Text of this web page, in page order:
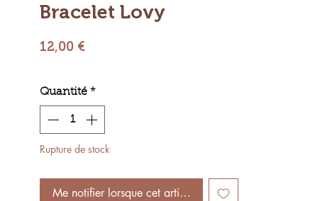
Bracelet Lovy
12,00 €Prix
Quantité *
Rupture de stock
Me notifier lorsque cet article est disponible